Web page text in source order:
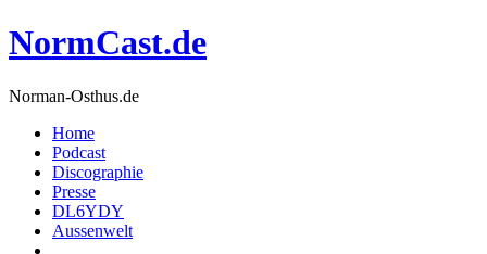
NormCast.de
Norman-Osthus.de
Home
Podcast
Discographie
Presse
DL6YDY
Aussenwelt